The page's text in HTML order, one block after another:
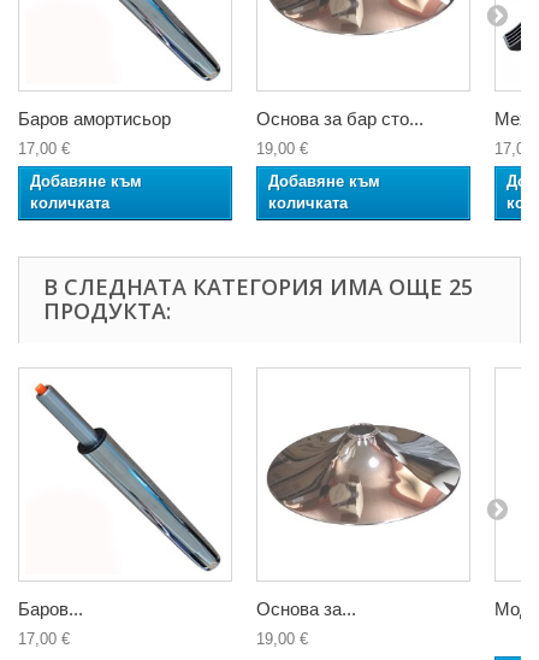
Баров амортисьор
17,00 €
Добавяне към
количката
Основа за бар сто...
19,00 €
Добавяне към
количката
17,00
В СЛЕДНАТА КАТЕГОРИЯ ИМА ОЩЕ 25
ПРОДУКТА:
Баров...
17,00 €
Основа за...
19,00 €